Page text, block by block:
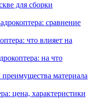
для сборки
сравнение
что влияет на
на что
материала
цена, характеристики